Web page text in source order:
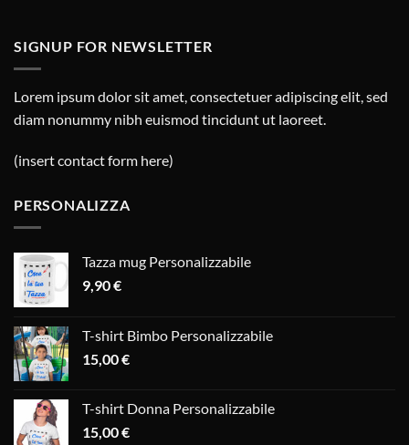
SIGNUP FOR NEWSLETTER
Lorem ipsum dolor sit amet, consectetuer adipiscing elit, sed
diam nonummy nibh euismod tincidunt ut laoreet.
(insert contact form here)
PERSONALIZZA
Tazza mug Personalizzabile
9,90€
T-shirt Bimbo Personalizzabile
15,00€
T-shirt Donna Personalizzabile
15,00€